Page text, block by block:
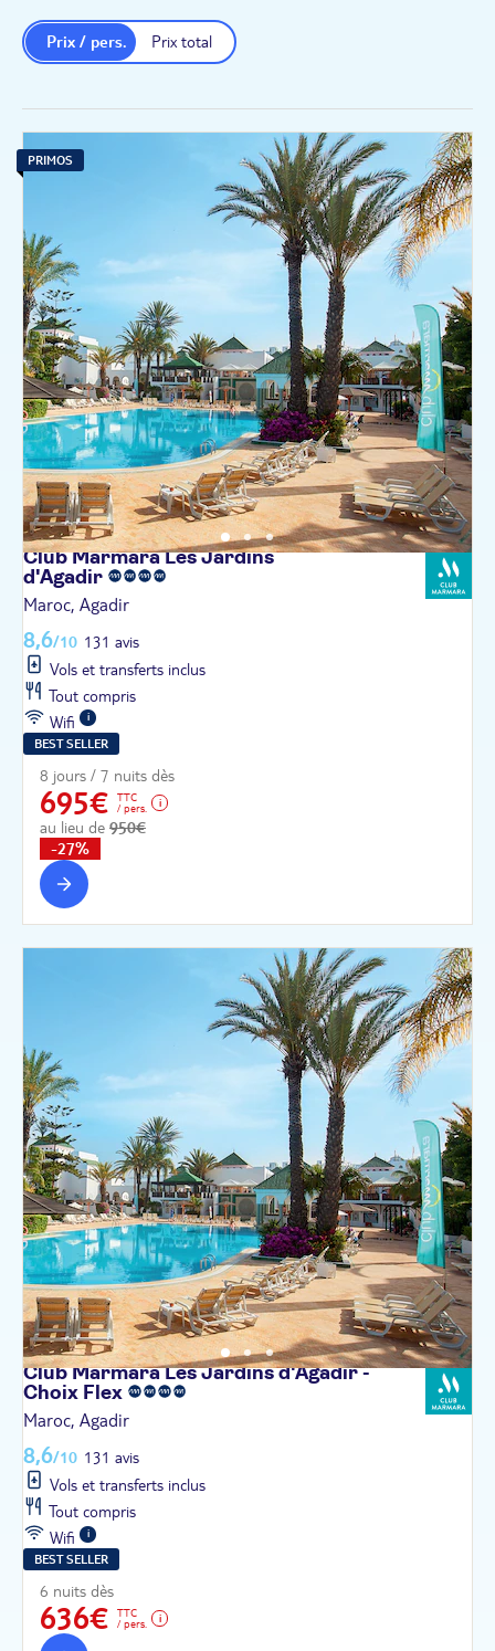
Prix total
Prix / pers.
PRIMOS
Club Marmara Les Jardins
d'Agadir
Maroc, Agadir
8,6/10 131 avis
Vols et transferts inclus
Tout compris
Wifi
BEST SELLER
8 jours / 7 nuits dès
695€
TTC
/ pers.
au lieu de 950€
-27%
Club Marmara Les Jardins d'Agadir -
Choix Flex
Maroc, Agadir
8,6/10 131 avis
Vols et transferts inclus
Tout compris
Wifi
BEST SELLER
6 nuits dès
636€
TTC
/ pers.